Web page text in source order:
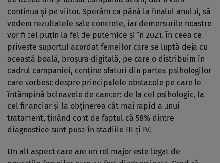
continua și pe viitor. Sperăm ca până la finalul anului, să
vedem rezultatele sale concrete, iar demersurile noastre
vor fi cel puțin la fel de puternice și în 2021. În ceea ce
privește suportul acordat femeilor care se luptă deja cu
această boală, broșura digitală, pe care o distribuim în
cadrul campaniei, conține sfaturi din partea psihologilor
care vorbesc despre principalele obstacole pe care le
întâmpină bolnavele de cancer: de la cel psihologic, la
cel financiar și la obținerea cât mai rapid a unui
tratament, ținând cont de faptul că 58% dintre
diagnostice sunt puse în stadiile III și IV.
Un alt aspect care are un rol major este legat de